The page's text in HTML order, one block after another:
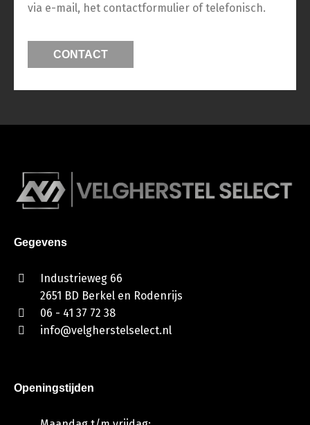
via e-mail, het contactformulier of telefonisch.
CONTACT
Gegevens
Industrieweg 66
2651 BD Berkel en Rodenrijs
06 - 41 37 72 38
info@velgherstelselect.nl
Openingstijden